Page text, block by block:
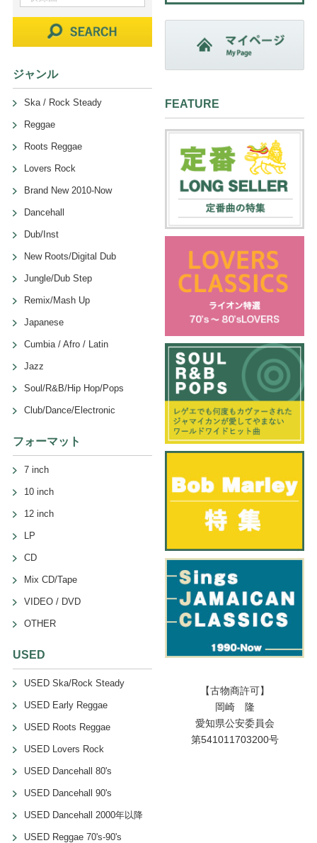
ジャンル
Ska / Rock Steady
Reggae
Roots Reggae
Lovers Rock
Brand New 2010-Now
Dancehall
Dub/Inst
New Roots/Digital Dub
Jungle/Dub Step
Remix/Mash Up
Japanese
Cumbia / Afro / Latin
Jazz
Soul/R&B/Hip Hop/Pops
Club/Dance/Electronic
フォーマット
7 inch
10 inch
12 inch
LP
CD
Mix CD/Tape
VIDEO / DVD
OTHER
USED
USED Ska/Rock Steady
USED Early Reggae
USED Roots Reggae
USED Lovers Rock
USED Dancehall 80's
USED Dancehall 90's
USED Dancehall 2000年以降
USED Reggae 70's-90's
FEATURE
【古物商許可】
岡崎 隆
愛知県公安委員会
第541011703200号